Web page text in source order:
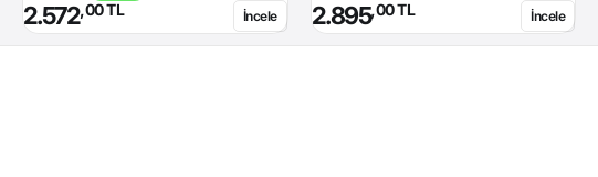
Defense Ability (Dagger)
10
2.572,00 TL İncele
Defense Ability (Dagger)
10
2.895,00 TL İncele